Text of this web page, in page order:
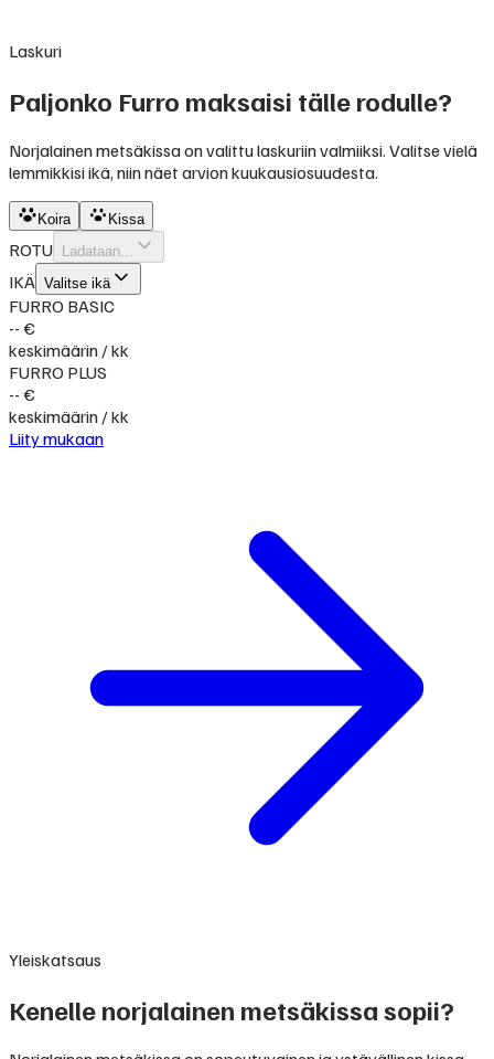
Laskuri
Paljonko Furro maksaisi tälle rodulle?
Norjalainen metsäkissa on valittu laskuriin valmiiksi. Valitse vielä
lemmikkisi ikä, niin näet arvion kuukausiosuudesta.
Koira Kissa
ROTU Ladataan...
IKÄ Valitse ikä
FURRO BASIC
-- €
keskimäärin / kk
FURRO PLUS
-- €
keskimäärin / kk
Liity mukaan
Yleiskatsaus
Kenelle norjalainen metsäkissa sopii?